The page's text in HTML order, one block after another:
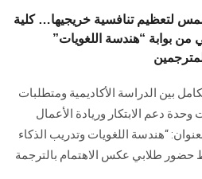
لتعظيم تنافسية خريجيها… كلية
من بوابة “هندسة اللغويات”
بين الدراسة الأكاديمية ومتطلبات
دعم الابتكار وريادة الأعمال
“هندسة اللغويات وتدريب الذكاء
حضور طلابي عكس الاهتمام بالترجمة